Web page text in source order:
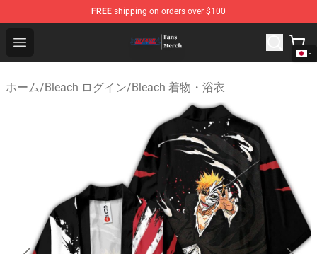
FREE shipping on orders over $100
Open menu
Bleach Store - Official Bleach Merchandise Shop
ホーム/Bleach ログイン/Bleach 着物・浴衣